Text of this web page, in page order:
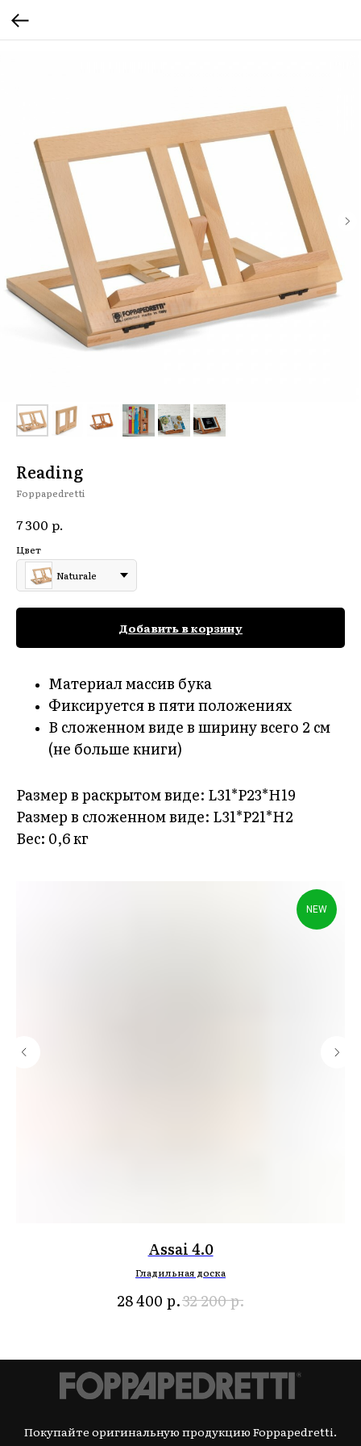
Reading
Foppapedretti
7 300 р.
Цвет
Naturale
Добавить в корзину
Материал массив бука
Фиксируется в пяти положениях
В сложенном виде в ширину всего 2 см
(не больше книги)
Размер в раскрытом виде: L31*P23*H19
Размер в сложенном виде: L31*P21*H2
Вес: 0,6 кг
NEW
Assai 4.0
Гладильная доска
28 400 р.32 200р.
Покупайте оригинальную продукцию Foppapedretti.